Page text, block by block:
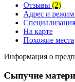
Отзывы (2)
Адрес и режим
Специализация
На карте
Похожие места
Информация о
Сыпучие